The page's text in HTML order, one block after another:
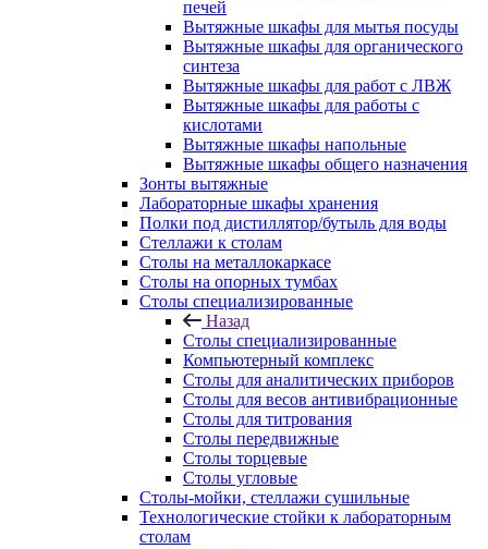
печей
Вытяжные шкафы для мытья посуды
Вытяжные шкафы для органического
синтеза
Вытяжные шкафы для работ с ЛВЖ
Вытяжные шкафы для работы с
кислотами
Вытяжные шкафы напольные
Вытяжные шкафы общего назначения
Зонты вытяжные
Лабораторные шкафы хранения
Полки под дистиллятор/бутыль для воды
Стеллажи к столам
Столы на металлокаркасе
Столы на опорных тумбах
Столы специализированные
Назад
Столы специализированные
Компьютерный комплекс
Столы для аналитических приборов
Столы для весов антивибрационные
Столы для титрования
Столы передвижные
Столы торцевые
Столы угловые
Столы-мойки, стеллажи сушильные
Технологические стойки к лабораторным
столам